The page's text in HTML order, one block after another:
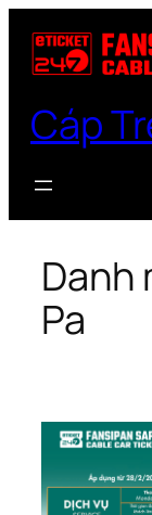
đến
phần
dung
Cáp
Danh
Pa